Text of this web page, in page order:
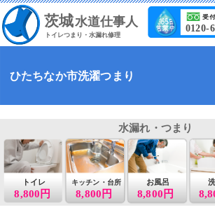
茨城水道仕事人
トイレつまり・水漏れ修理
0120-
受
ひたちなか市洗濯つまり
8,800円
トイレ
8,800円
キッチン・台所 お風呂
8,800円
水漏れ・つまり